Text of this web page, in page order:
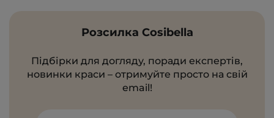
Розсилка Cosibella
Підбірки для догляду, поради експертів,
новинки краси – отримуйте просто на свій
email!